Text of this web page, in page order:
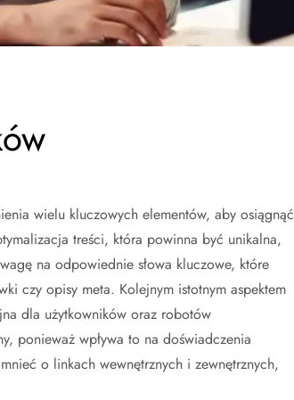
wielu kluczowych elementów, aby osiągnąć
treści, która powinna być unikalna,
na odpowiednie słowa kluczowe, które
czy opisy meta. Kolejnym istotnym aspektem
dla użytkowników oraz robotów
ponieważ wpływa to na doświadczenia
o linkach wewnętrznych i zewnętrznych,